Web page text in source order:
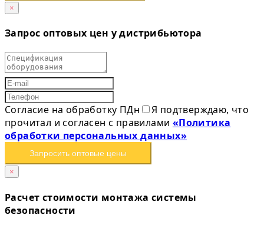
×
Запрос оптовых цен у дистрибьютора
Согласие на обработку ПДн
Я подтверждаю, что
прочитал и согласен с правилами «Политика
обработки персональных данных»
Запросить оптовые цены
×
Расчет стоимости монтажа системы
безопасности